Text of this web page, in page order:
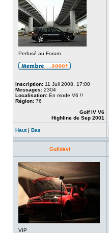
Perfusé au Forum
Inscription: 11 Juil 2008, 17:00
Messages: 2304
Localisation: En mode V6 !!
Région: 76
Golf IV V6
Highline de Sep 2001
Haut| Bas
Guildevi
VIP